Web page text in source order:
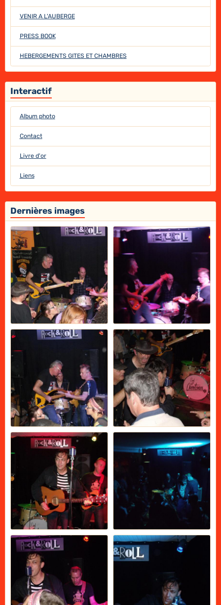
VENIR A L'AUBERGE
PRESS BOOK
HEBERGEMENTS GITES ET CHAMBRES
Interactif
Album photo
Contact
Livre d'or
Liens
Dernières images